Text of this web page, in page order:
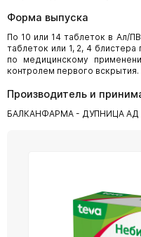
Форма выпуска
По 10 или 14 таблеток в Ал/
таблеток или 1, 2, 4
по медицинскому
контролем первого вскрытия.
Производитель и
БАЛКАНФАРМА - ДУПНИЦА АД